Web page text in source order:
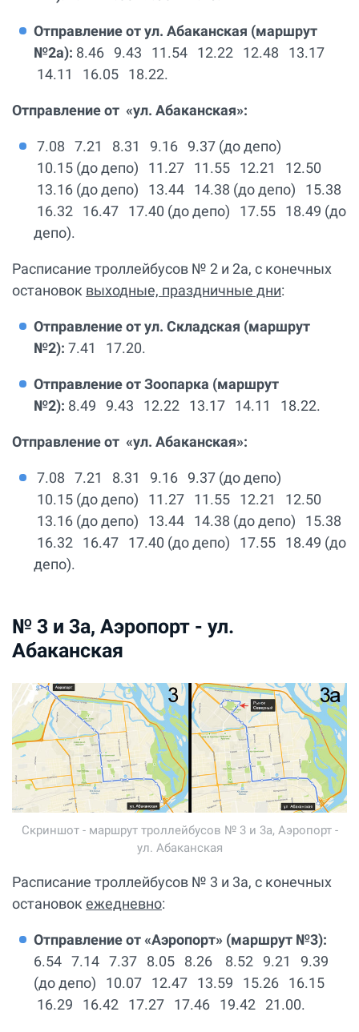
Отправление отул. Абаканская (маршрут
№2а): 8.46 9.43 11.54 12.22 12.48 13.17
14.11 16.05 18.22.
Отправление от «ул. Абаканская»:
7.08 7.21 8.31 9.16 9.37 (до депо)
10.15 (до депо) 11.27 11.55 12.21 12.50
13.16 (до депо) 13.44 14.38 (до депо) 15.38
16.32 16.47 17.40 (до депо) 17.55 18.49 (до
депо).
Расписание троллейбусов № 2 и 2а, с конечных
остановок выходные, праздничные дни:
Отправление от ул. Складская (маршрут
№2): 7.41 17.20.
Отправление от Зоопарка (маршрут
№2): 8.49 9.43 12.22 13.17 14.11 18.22.
Отправление от «ул. Абаканская»:
7.08 7.21 8.31 9.16 9.37 (до депо)
10.15 (до депо) 11.27 11.55 12.21 12.50
13.16 (до депо) 13.44 14.38 (до депо) 15.38
16.32 16.47 17.40 (до депо) 17.55 18.49 (до
депо).
№ 3 и 3а, Аэропорт - ул.
Абаканская
Скриншот - маршрут троллейбусов № 3 и 3а, Аэропорт -
ул. Абаканская
Расписание троллейбусов № 3 и 3а, с конечных
остановок ежедневно:
Отправление от «Аэропорт» (маршрут №3):
6.54 7.14 7.37 8.05 8.26 8.52 9.21 9.39
(до депо) 10.07 12.47 13.59 15.26 16.15
16.29 16.42 17.27 17.46 19.42 21.00.